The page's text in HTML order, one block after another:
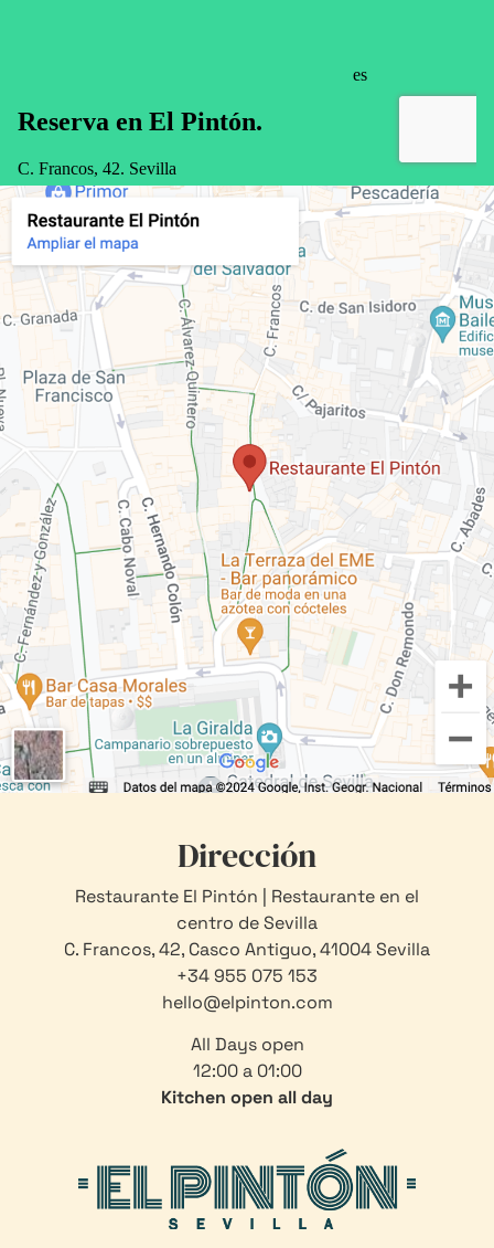
Dirección
Restaurante El Pintón | Restaurante en el
centro de Sevilla
C. Francos, 42, Casco Antiguo, 41004 Sevilla
+34 955 075 153
hello@elpinton.com
All Days open
12:00 a 01:00
Kitchen open all day